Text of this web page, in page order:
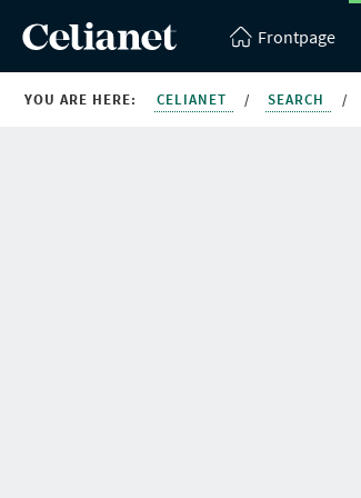
Frontpage
YOU ARE HERE: CELIANET / SEARCH /